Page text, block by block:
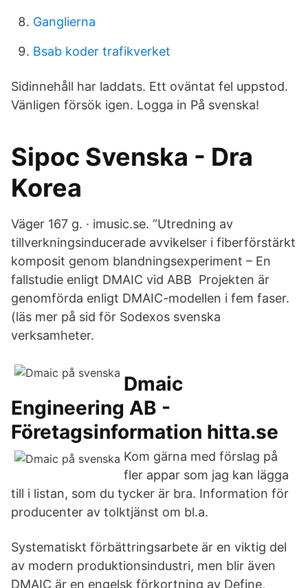
Ganglierna
Bsab koder trafikverket
Sidinnehåll har laddats. Ett oväntat fel uppstod.
Vänligen försök igen. Logga in På svenska!
Sipoc Svenska - Dra
Korea
Väger 167 g. · imusic.se. ”Utredning av
tillverkningsinducerade avvikelser i fiberförstärkt
komposit genom blandningsexperiment – En
fallstudie enligt DMAIC vid ABB Projekten är
genomförda enligt DMAIC-modellen i fem faser.
(läs mer på sid för Sodexos svenska
verksamheter.
Dmaic
Engineering AB -
Företagsinformation hitta.se
Kom gärna med förslag på
fler appar som jag kan lägga
till i listan, som du tycker är bra. Information för
producenter av tolktjänst om bl.a.
Systematiskt förbättringsarbete är en viktig del
av modern produktionsindustri, men blir även
DMAIC är en engelsk förkortning av Define,